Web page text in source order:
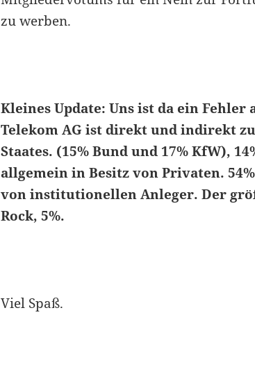
zu werben.
Kleines Update: Uns ist da ein Fehler
Telekom AG ist direkt und indirekt
Staates. (15% Bund und 17% KfW),
allgemein in Besitz von Privaten.
von institutionellen Anleger. Der
Rock, 5%.
Viel Spaß.